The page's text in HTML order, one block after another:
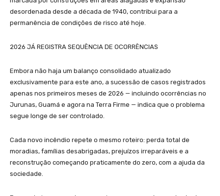
desordenada desde a década de 1940, contribui para a
permanência de condições de risco até hoje.
2026 JÁ REGISTRA SEQUÊNCIA DE OCORRÊNCIAS
Embora não haja um balanço consolidado atualizado
exclusivamente para este ano, a sucessão de casos registrados
apenas nos primeiros meses de 2026 — incluindo ocorrências no
Jurunas, Guamá e agora na Terra Firme — indica que o problema
segue longe de ser controlado.
Cada novo incêndio repete o mesmo roteiro: perda total de
moradias, famílias desabrigadas, prejuízos irreparáveis e a
reconstrução começando praticamente do zero, com a ajuda da
sociedade.